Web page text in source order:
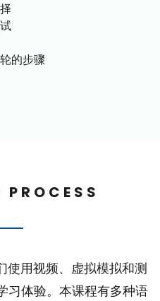
的步骤
使用视频、虚拟模拟和测
习体验。本课程有多种语